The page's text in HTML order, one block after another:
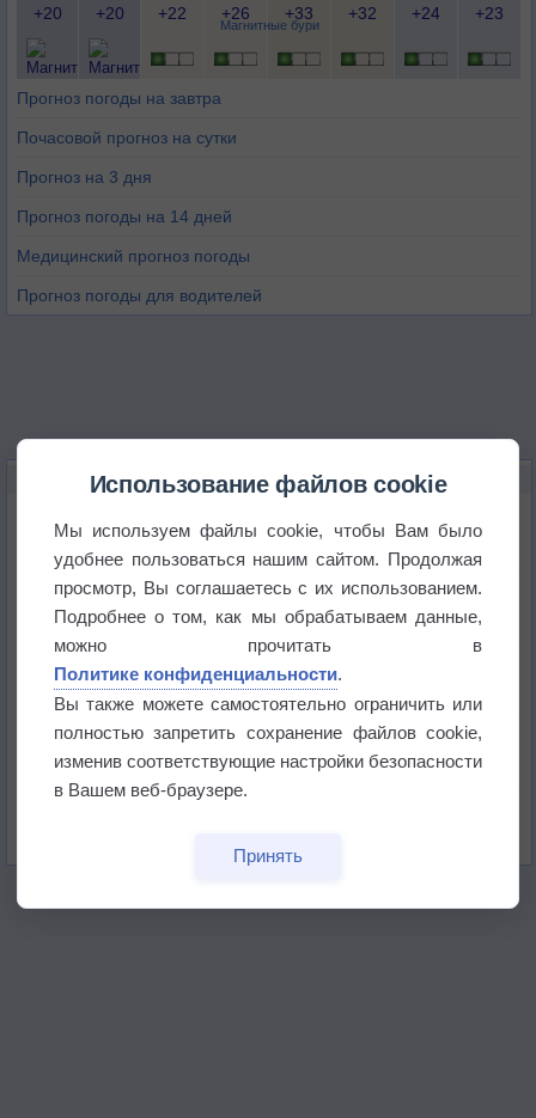
Магнитные бури
+20 +20 +22 +26 +33 +32 +24 +23
Прогноз погоды на завтра
Почасовой прогноз на сутки
Прогноз на 3 дня
Прогноз погоды на 14 дней
Медицинский прогноз погоды
Прогноз погоды для водителей
НОВОЕ О ПОГОДЕ
Приложение построит маршрут через тень
Атмосфера начала замерзать
В Приморье обнаружены морские волны тепла
Изменение климата повлияло на ареал обитания
Использование файлов cookie
Мы используем файлы cookie, чтобы Вам было
удобнее пользоваться нашим сайтом. Продолжая
просмотр, Вы соглашаетесь с их использованием.
Подробнее о том, как мы обрабатываем данные,
можно прочитать в
Политике конфиденциальности.
Вы также можете самостоятельно ограничить или
полностью запретить сохранение файлов cookie,
изменив соответствующие настройки безопасности
в Вашем веб-браузере.
Принять